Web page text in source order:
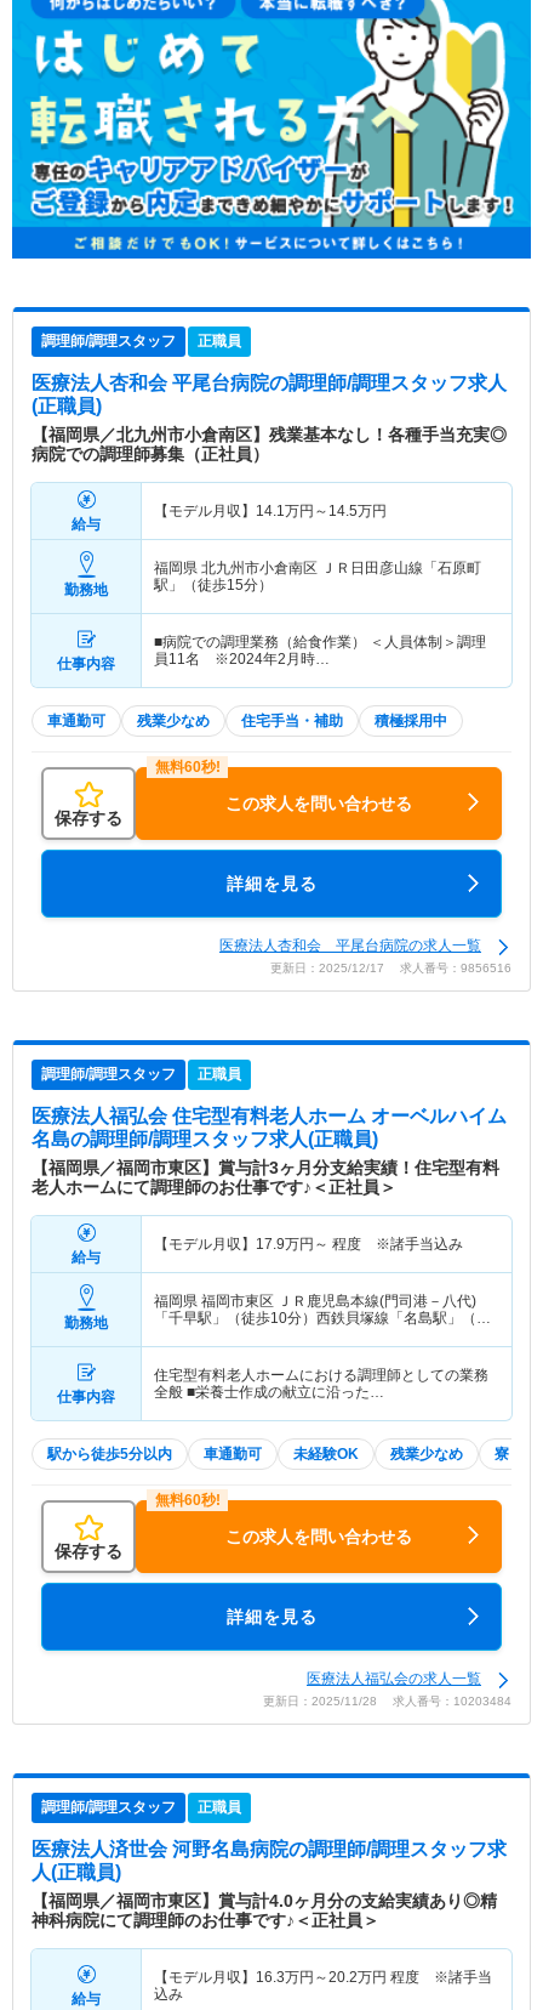
調理師/調理スタッフ 正職員
医療法人杏和会 平尾台病院の調理師/調理スタッフ求人
(正職員)
【福岡県／北九州市小倉南区】残業基本なし！各種手当充実◎
病院での調理師募集（正社員）
給与
【モデル月収】 14.1万円～ 14.5万円
勤務地
福岡県 北九州市小倉南区 ＪＲ日田彦山線「石原町
駅」（徒歩15分）
仕事内容
■病院での調理業務（給食作業） ＜人員体制＞調理
員11名 ※2024年2月時…
車通勤可 残業少なめ 住宅手当・補助 積極採用中
保存する
この求人を問い合わせる
詳細を見る
医療法人杏和会 平尾台病院の求人一覧
更新日：2025/12/17 求人番号：9856516
調理師/調理スタッフ 正職員
医療法人福弘会 住宅型有料老人ホーム オーベルハイム
名島の調理師/調理スタッフ求人(正職員)
【福岡県／福岡市東区】賞与計3ヶ月分支給実績！住宅型有料
老人ホームにて調理師のお仕事です♪＜正社員＞
給与
【モデル月収】 17.9万円～ 程度 ※諸手当込み
勤務地
福岡県 福岡市東区 ＪＲ鹿児島本線(門司港－八代)
「千早駅」（徒歩10分）西鉄貝塚線「名島駅」（徒
仕事内容
住宅型有料老人ホームにおける調理師としての業務
全般 ■栄養士作成の献立に沿った…
駅から徒歩5分以内 車通勤可 未経験OK 残業少なめ 寮・借
保存する
この求人を問い合わせる
詳細を見る
医療法人福弘会の求人一覧
更新日：2025/11/28 求人番号：10203484
調理師/調理スタッフ 正職員
医療法人済世会 河野名島病院の調理師/調理スタッフ求
人(正職員)
【福岡県／福岡市東区】賞与計4.0ヶ月分の支給実績あり◎精
神科病院にて調理師のお仕事です♪＜正社員＞
給与
【モデル月収】 16.3万円～20.2万円 程度 ※諸手当
込み